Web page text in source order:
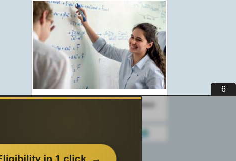
Публикации по педагогике
Разделы публикаций
5